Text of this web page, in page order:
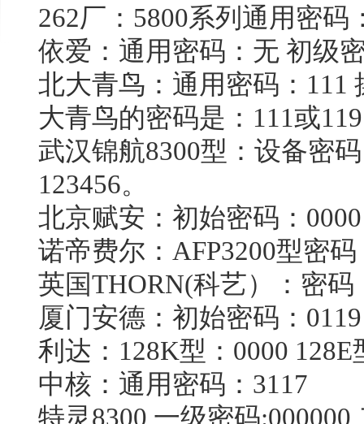
262厂：5800系列通用密码
依爱：通用密码：无 初级
北大青鸟 ：通用密码：111
大青鸟的密码是：111或119
武汉锦航8300型：设备密
123456。
北京赋安：初始密码：
诺帝费尔：AFP3200型密码
英国THORN(科艺）：密码
厦门安德：初始密码：0119
利达 ：128K型：0000 128E
中核：通用密码：3117
特灵8300 一级密码:000000